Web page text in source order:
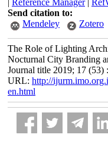
| Reference Manager|
Send citation to:
Mendeley
Zotero
The Role of Lighting
Nocturnal City Branding
Journal title 2019; 17 (53)
URL: http://
en.html